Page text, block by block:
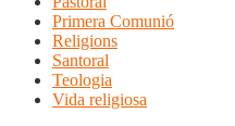
Primera Comunió
Religions
Santoral
Teologia
Vida religiosa